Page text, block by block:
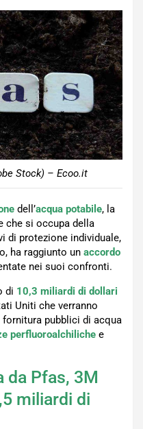
Stock) – Ecoo.it
dell’acqua potabile, la
che si occupa della
di protezione individuale,
ha raggiunto un accordo
nei suoi confronti.
di 10,3 miliardi di dollari
Uniti che verranno
pubblici di acqua
perfluoroalchiliche e
da Pfas, 3M
miliardi di